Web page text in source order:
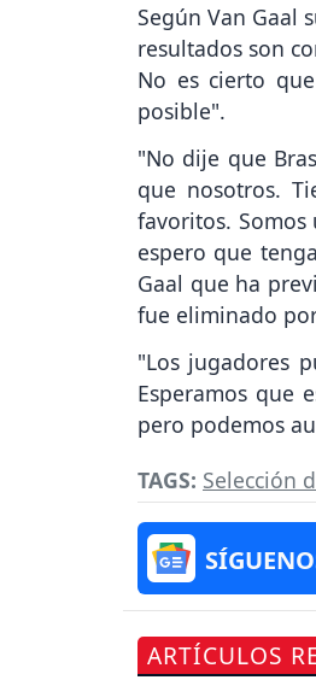
Según Van Gaal
resultados son
No es cierto
posible".
"No dije que
que nosotros.
favoritos.
espero que
Gaal que ha
fue eliminado
"Los jugadores
Esperamos que
pero podemos
TAGS: Selección
ARTÍCULOS